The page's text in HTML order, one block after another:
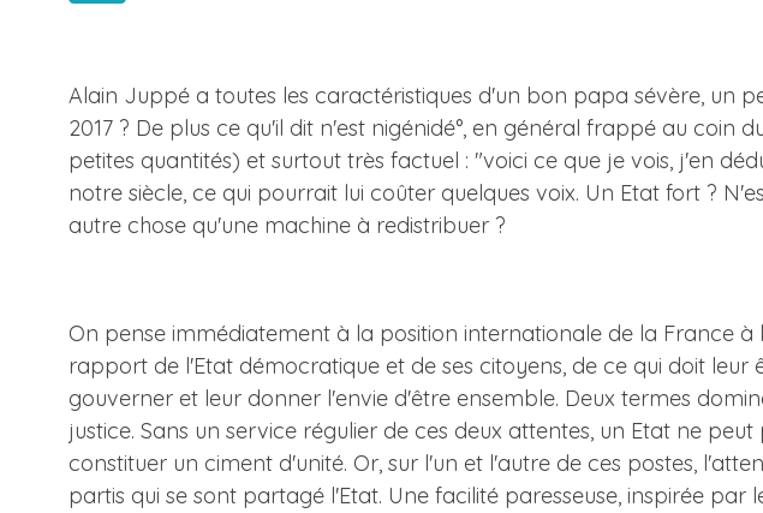
Alain Juppé a toutes les caractéristiques d'un bon papa sévère, un
2017 ? De plus ce qu'il dit n'est nigénidé°, en général frappé au coin
petites quantités) et surtout très factuel : "voici ce que je vois, j'en
notre siècle, ce qui pourrait lui coûter quelques voix. Un Etat fort ?
autre chose qu'une machine à redistribuer ?
On pense immédiatement à la position internationale de la France à
rapport de l'Etat démocratique et de ses citoyens, de ce qui doit leur
gouverner et leur donner l'envie d'être ensemble. Deux termes
justice. Sans un service régulier de ces deux attentes, un Etat ne
constituer un ciment d'unité. Or, sur l'un et l'autre de ces postes,
partis qui se sont partagé l'Etat. Une facilité paresseuse, inspirée